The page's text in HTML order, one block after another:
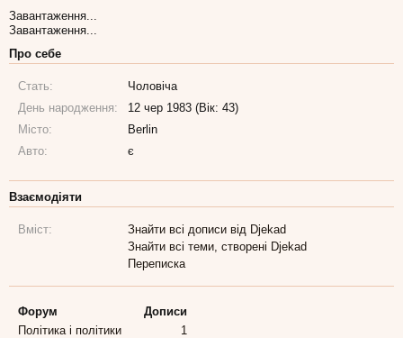
Завантаження...
Завантаження...
Про себе
Стать:
Чоловіча
День народження:
12 чер 1983 (Вік: 43)
Місто:
Berlin
Авто:
є
Взаємодіяти
Вміст:
Знайти всі дописи від Djekad
Знайти всі теми, створені Djekad
Переписка
Форум
Дописи
Політика і політики
1